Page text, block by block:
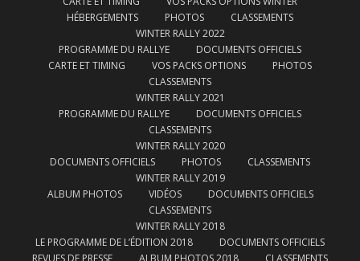
HÉBERGEMENTS
PHOTOS
CLASSEMENTS
WINTER RALLY 2022
PROGRAMME DU RALLYE
DOCUMENTS OFFICIELS
CARTE ET TIMING
VOS PACKS OPTIONS
PHOTOS
CLASSEMENTS
WINTER RALLY 2021
PROGRAMME DU RALLYE
DOCUMENTS OFFICIELS
CLASSEMENTS
WINTER RALLY 2020
DOCUMENTS OFFICIELS
PHOTOS
CLASSEMENTS
WINTER RALLY 2019
ALBUM PHOTOS
VIDÉOS
DOCUMENTS OFFICIELS
CLASSEMENTS
WINTER RALLY 2018
LE PROGRAMME DE L’ÉDITION 2018
DOCUMENTS OFFICIELS
REVUES DE PRESSE
ALBUM PHOTOS 2018
CLASSEMENTS